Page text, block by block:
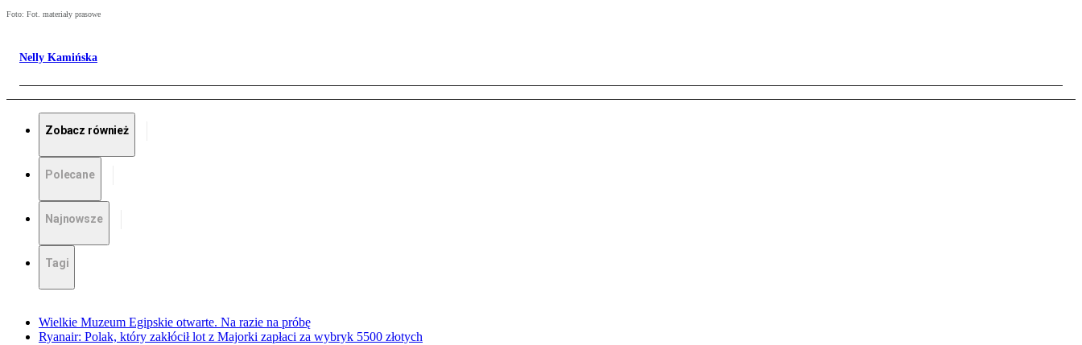
Foto: Fot. materiały prasowe
Nelly Kamińska
Zobacz również
Polecane
Najnowsze
Tagi
Wielkie Muzeum Egipskie otwarte. Na razie na próbę
Ryanair: Polak, który zakłócił lot z Majorki zapłaci za wybryk 5500 złotych